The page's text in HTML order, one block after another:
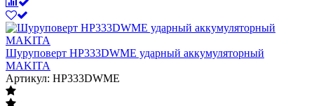
Шуруповерт HP333DWME ударный аккумуляторный
MAKITA
Артикул: HP333DWME